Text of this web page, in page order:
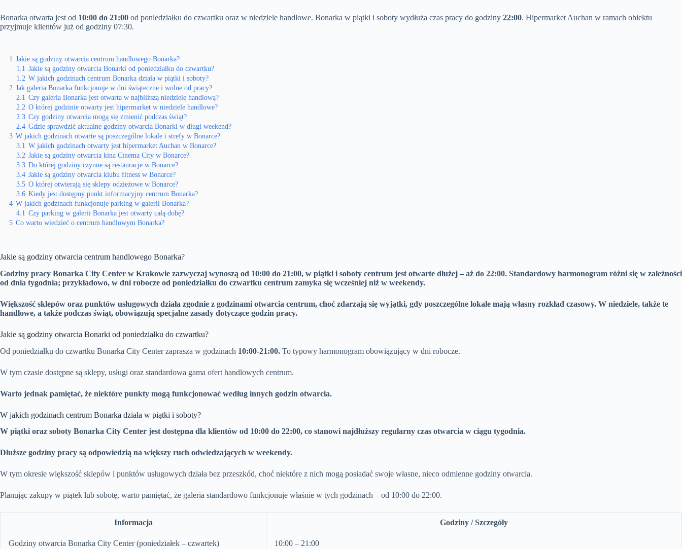
Bonarka otwarta jest od 10:00 do 21:00 od poniedziałku do czwartku oraz w niedziele handlowe. Bonarka w piątki i soboty wydłuża czas pracy do godziny 22:00. Hipermarket Auchan w ramach obiektu
przyjmuje klientów już od godziny 07:30.
1 Jakie są godziny otwarcia centrum handlowego Bonarka?
1.1 Jakie są godziny otwarcia Bonarki od poniedziałku do czwartku?
1.2 W jakich godzinach centrum Bonarka działa w piątki i soboty?
2 Jak galeria Bonarka funkcjonuje w dni świąteczne i wolne od pracy?
2.1 Czy galeria Bonarka jest otwarta w najbliższą niedzielę handlową?
2.2 O której godzinie otwarty jest hipermarket w niedziele handlowe?
2.3 Czy godziny otwarcia mogą się zmienić podczas świąt?
2.4 Gdzie sprawdzić aktualne godziny otwarcia Bonarki w długi weekend?
3 W jakich godzinach otwarte są poszczególne lokale i strefy w Bonarce?
3.1 W jakich godzinach otwarty jest hipermarket Auchan w Bonarce?
3.2 Jakie są godziny otwarcia kina Cinema City w Bonarce?
3.3 Do której godziny czynne są restauracje w Bonarce?
3.4 Jakie są godziny otwarcia klubu fitness w Bonarce?
3.5 O której otwierają się sklepy odzieżowe w Bonarce?
3.6 Kiedy jest dostępny punkt informacyjny centrum Bonarka?
4 W jakich godzinach funkcjonuje parking w galerii Bonarka?
4.1 Czy parking w galerii Bonarka jest otwarty całą dobę?
5 Co warto wiedzieć o centrum handlowym Bonarka?
Jakie są godziny otwarcia centrum handlowego Bonarka?
Godziny pracy Bonarka City Center w Krakowie zazwyczaj wynoszą od 10:00 do 21:00, w piątki i soboty centrum jest otwarte dłużej – aż do 22:00. Standardowy harmonogram różni się w zależności
od dnia tygodnia; przykładowo, w dni robocze od poniedziałku do czwartku centrum zamyka się wcześniej niż w weekendy.
Większość sklepów oraz punktów usługowych działa zgodnie z godzinami otwarcia centrum, choć zdarzają się wyjątki, gdy poszczególne lokale mają własny rozkład czasowy. W niedziele, także te
handlowe, a także podczas świąt, obowiązują specjalne zasady dotyczące godzin pracy.
Jakie są godziny otwarcia Bonarki od poniedziałku do czwartku?
Od poniedziałku do czwartku Bonarka City Center zaprasza w godzinach 10:00-21:00. To typowy harmonogram obowiązujący w dni robocze.
W tym czasie dostępne są sklepy, usługi oraz standardowa gama ofert handlowych centrum.
Warto jednak pamiętać, że niektóre punkty mogą funkcjonować według innych godzin otwarcia.
W jakich godzinach centrum Bonarka działa w piątki i soboty?
W piątki oraz soboty Bonarka City Center jest dostępna dla klientów od 10:00 do 22:00, co stanowi najdłuższy regularny czas otwarcia w ciągu tygodnia.
Dłuższe godziny pracy są odpowiedzią na większy ruch odwiedzających w weekendy.
W tym okresie większość sklepów i punktów usługowych działa bez przeszkód, choć niektóre z nich mogą posiadać swoje własne, nieco odmienne godziny otwarcia.
Planując zakupy w piątek lub sobotę, warto pamiętać, że galeria standardowo funkcjonuje właśnie w tych godzinach – od 10:00 do 22:00.
Informacja Godziny / Szczegóły
Godziny otwarcia Bonarka City Center (poniedziałek – czwartek) 10:00 – 21:00